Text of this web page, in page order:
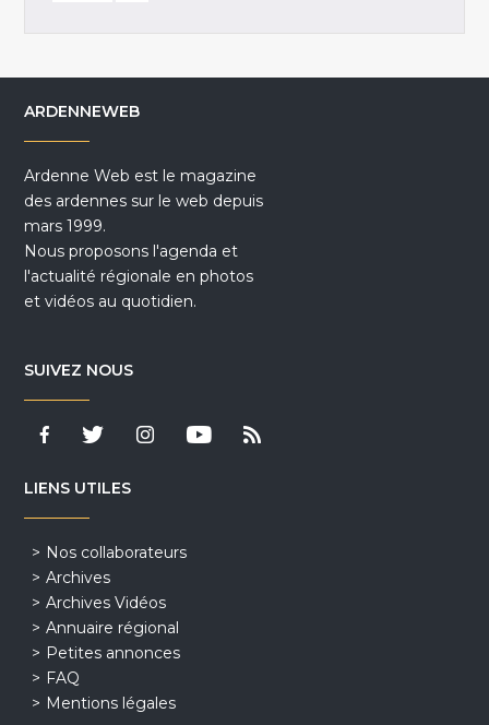
ARDENNEWEB
Ardenne Web est le magazine
des ardennes sur le web depuis
mars 1999.
Nous proposons l'agenda et
l'actualité régionale en photos
et vidéos au quotidien.
SUIVEZ NOUS
LIENS UTILES
Nos collaborateurs
Archives
Archives Vidéos
Annuaire régional
Petites annonces
FAQ
Mentions légales